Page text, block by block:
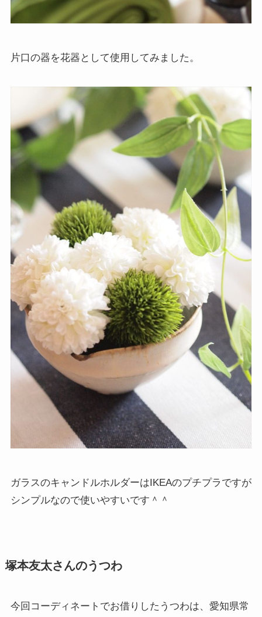
片口の器を花器として使用してみました。
ガラスのキャンドルホルダーはIKEAのプチプラですが
シンプルなので使いやすいです＾＾
塚本友太さんのうつわ
今回コーディネートでお借りしたうつわは、愛知県常